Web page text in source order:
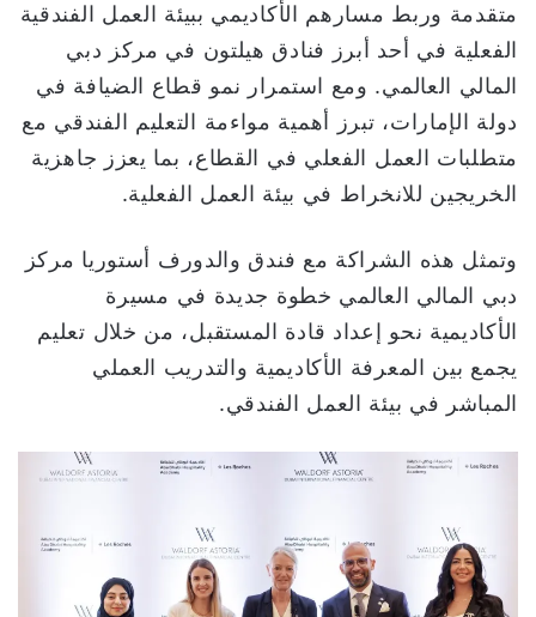
متقدمة وربط مسارهم الأكاديمي ببيئة العمل الفندقية
الفعلية في أحد أبرز فنادق هيلتون في مركز دبي
المالي العالمي. ومع استمرار نمو قطاع الضيافة في
دولة الإمارات، تبرز أهمية مواءمة التعليم الفندقي مع
متطلبات العمل الفعلي في القطاع، بما يعزز جاهزية
الخريجين للانخراط في بيئة العمل الفعلية.
وتمثل هذه الشراكة مع فندق والدورف أستوريا مركز
دبي المالي العالمي خطوة جديدة في مسيرة
الأكاديمية نحو إعداد قادة المستقبل، من خلال تعليم
يجمع بين المعرفة الأكاديمية والتدريب العملي
المباشر في بيئة العمل الفندقي.